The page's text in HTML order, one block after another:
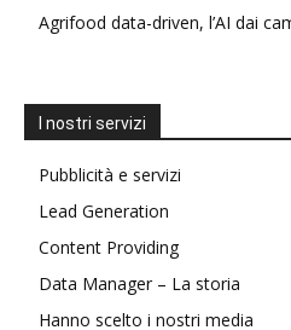
Agrifood data-driven, l’AI dai
I nostri servizi
Pubblicità e servizi
Lead Generation
Content Providing
Data Manager – La storia
Hanno scelto i nostri media